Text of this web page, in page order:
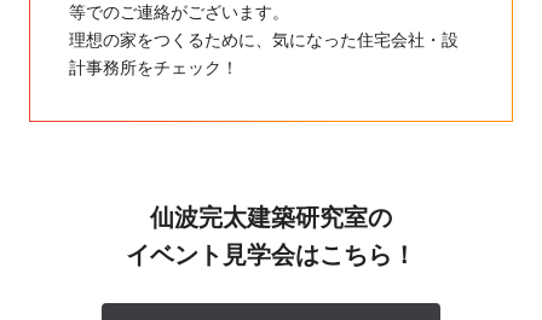
等でのご連絡がございます。
理想の家をつくるために、気になった住宅会社・設
計事務所をチェック！
仙波完太建築研究室の
イベント見学会はこちら！